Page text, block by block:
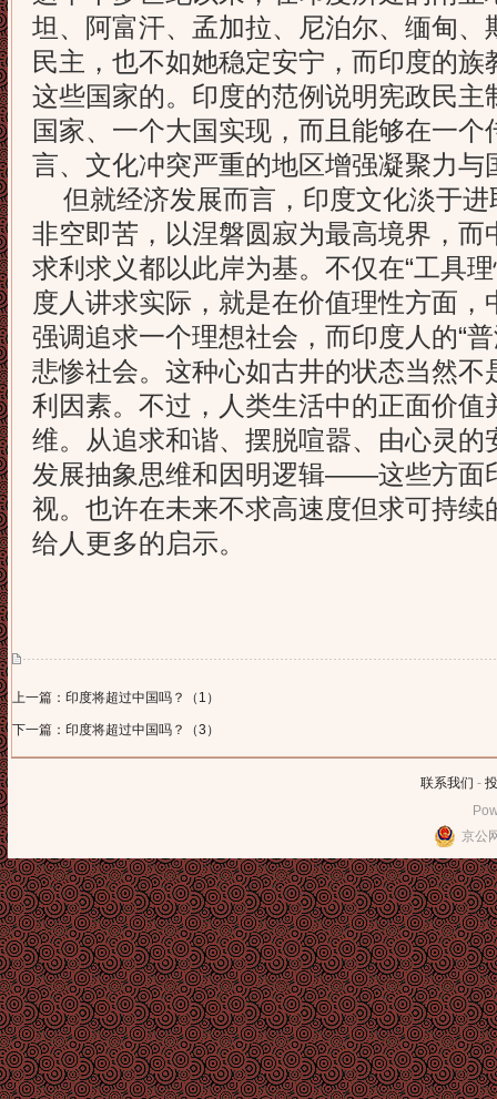
坦、阿富汗、孟加拉、尼泊尔、缅甸、
民主，也不如她稳定安宁，而印度的
这些国家的。印度的范例说明宪政民主
国家、一个大国实现，而且能够在一
言、文化冲突严重的地区增强凝聚力与
但就经济发展而言，印度文化淡于进
非空即苦，以涅磐圆寂为最高境界，而
求利求义都以此岸为基。不仅在“工具
度人讲求实际，就是在价值理性方面
强调追求一个理想社会，而印度人的“
悲惨社会。这种心如古井的状态当然不
利因素。不过，人类生活中的正面价值
维。从追求和谐、摆脱喧嚣、由心灵的
发展抽象思维和因明逻辑——这些方面
视。也许在未来不求高速度但求可持续
给人更多的启示。
上一篇：印度将超过中国吗？（1）
下一篇：印度将超过中国吗？（3）
联系我们 -
京公